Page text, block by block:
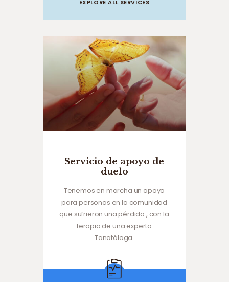
EXPLORE ALL SERVICES
Servicio de apoyo de
duelo
Tenemos en marcha un apoyo
para personas en la comunidad
que sufrieron una pérdida , con la
terapia de una experta
Tanatóloga.